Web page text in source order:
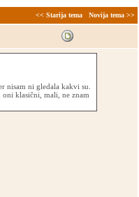
<< Starija tema Novija tema >>
nisam ni gledala kakvi su.
oni klasični, mali, ne znam